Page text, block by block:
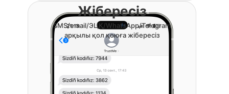
Жібересіз
SMS/email/ЭЦҚ/WhatsApp/Telegram
арқылы қол қоюға жібересіз